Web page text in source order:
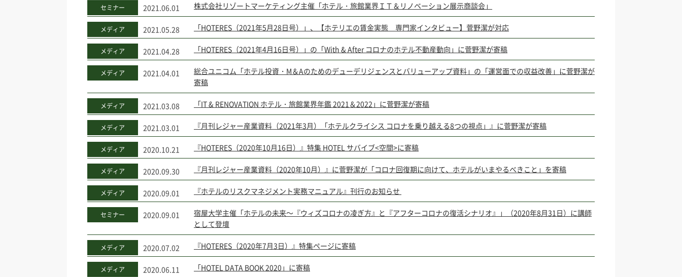
セミナー 2021.06.01 株式会社リゾートマーケティング主催「ホテル・旅館業界ＩＴ＆リノベーション展示商談会」
メディア 2021.05.28 「HOTERES（2021年5月28日号）」、【ホテリエの賃金実態 専門家インタビュー】菅野潔が対応
メディア 2021.04.28 「HOTERES（2021年4月16日号）」の「With & After コロナのホテル不動産動向」に菅野潔が寄稿
メディア 2021.04.01
総合ユニコム「ホテル投資・M＆Aのためのデューデリジェンスとバリューアップ資料」の「運営面での収益改善」に菅野潔が
寄稿
メディア 2021.03.08 「IT & RENOVATION ホテル・旅館業界年鑑 2021＆2022」に菅野潔が寄稿
メディア 2021.03.01 『月刊レジャー産業資料（2021年3月）「ホテルクライシス コロナを乗り越える8つの視点」』に菅野潔が寄稿
メディア 2020.10.21 『HOTERES（2020年10月16日）』特集 HOTEL サバイブ<空間>に寄稿
メディア 2020.09.30 『月刊レジャー産業資料（2020年10月）』に菅野潔が「コロナ回復期に向けて、ホテルがいまやるべきこと」を寄稿
メディア 2020.09.01 『ホテルのリスクマネジメント実務マニュアル』刊行のお知らせ
セミナー 2020.09.01
宿屋大学主催「ホテルの未来～『ウィズコロナの凌ぎ方』と『アフターコロナの復活シナリオ』」（2020年8月31日）に講師
として登壇
メディア 2020.07.02 『HOTERES（2020年7月3日）』特集ページに寄稿
メディア 2020.06.11 「HOTEL DATA BOOK 2020」に寄稿